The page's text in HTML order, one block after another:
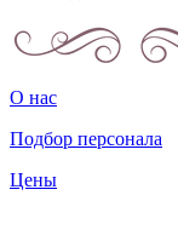
О нас
Подбор персонала
Цены